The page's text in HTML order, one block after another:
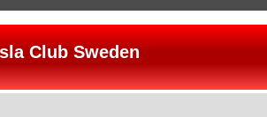
Club Sweden